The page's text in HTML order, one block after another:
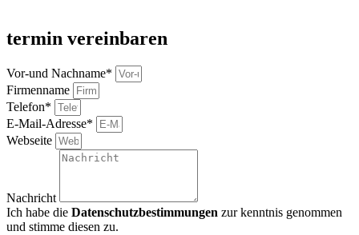
termin vereinbaren
Vor-und Nachname*
Firmenname
Telefon*
E-Mail-Adresse*
Webseite
Nachricht
Ich habe die Datenschutzbestimmungen zur kenntnis genommen
und stimme diesen zu.